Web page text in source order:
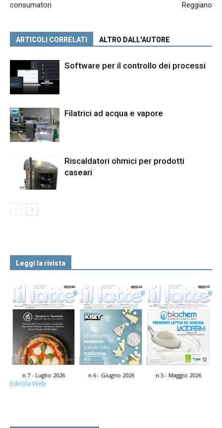
consumatori
Reggiano
ARTICOLI CORRELATI ALTRO DALL'AUTORE
Software per il controllo dei processi
Filatrici ad acqua e vapore
Riscaldatori ohmici per prodotti
caseari
Leggi la rivista
n.7 - Luglio 2026 n.6 - Giugno 2026 n.5 - Maggio 2026
Edicola Web